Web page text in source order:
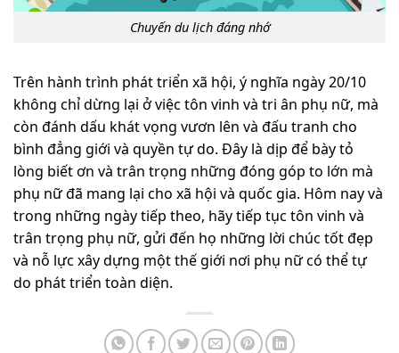
Chuyến du lịch đáng nhớ
Trên hành trình phát triển xã hội, ý nghĩa ngày 20/10
không chỉ dừng lại ở việc tôn vinh và tri ân phụ nữ, mà
còn đánh dấu khát vọng vươn lên và đấu tranh cho
bình đẳng giới và quyền tự do. Đây là dịp để bày tỏ
lòng biết ơn và trân trọng những đóng góp to lớn mà
phụ nữ đã mang lại cho xã hội và quốc gia. Hôm nay và
trong những ngày tiếp theo, hãy tiếp tục tôn vinh và
trân trọng phụ nữ, gửi đến họ những lời chúc tốt đẹp
và nỗ lực xây dựng một thế giới nơi phụ nữ có thể tự
do phát triển toàn diện.